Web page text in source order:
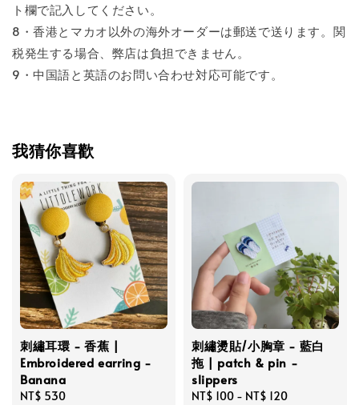
ト欄で記入してください。
8・香港とマカオ以外の海外オーダーは郵送で送ります。関
税発生する場合、弊店は負担できません。
9・中国語と英語のお問い合わせ対応可能です。
我猜你喜歡
刺繡耳環 - 香蕉 |
Embroidered earring -
Banana
Regular
NT$ 530
刺繡燙貼/小胸章 - 藍白
拖 | patch & pin -
slippers
Regular
NT$ 100 - NT$ 120